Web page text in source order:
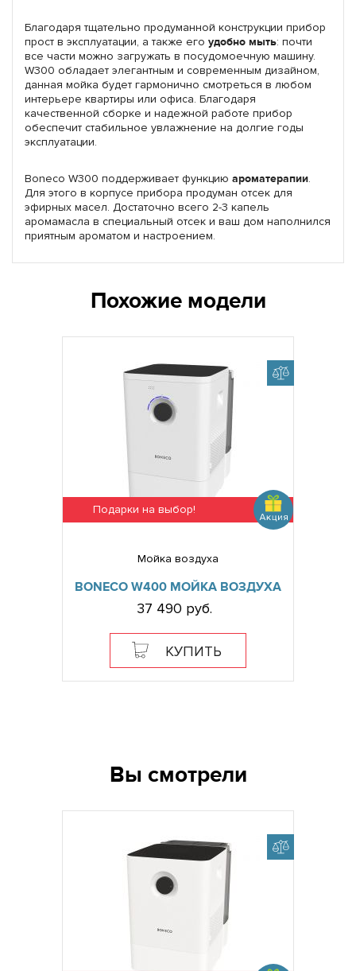
Благодаря тщательно продуманной конструкции прибор
прост в эксплуатации, а также его удобно мыть: почти
все части можно загружать в посудомоечную машину.
W300 обладает элегантным и современным дизайном,
данная мойка будет гармонично смотреться в любом
интерьере квартиры или офиса. Благодаря
качественной сборке и надежной работе прибор
обеспечит стабильное увлажнение на долгие годы
эксплуатации.
Boneco W300 поддерживает функцию ароматерапии.
Для этого в корпусе прибора продуман отсек для
эфирных масел. Достаточно всего 2-3 капель
аромамасла в специальный отсек и ваш дом наполнился
приятным ароматом и настроением.
Похожие модели
Подарки на выбор!
Мойка воздуха
BONECO W400 МОЙКА ВОЗДУХА
37 490 руб.
КУПИТЬ
Вы смотрели